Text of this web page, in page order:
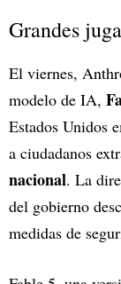
Grandes
El viernes,
modelo de IA,
Estados Unidos
a ciudadanos
nacional. La
del gobierno
medidas de